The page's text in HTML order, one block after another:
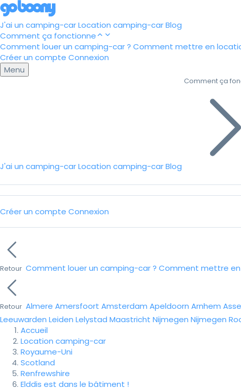
J'ai un camping-carLocation camping-carBlog
Comment ça fonctionne
Comment louer un camping-car ? Comment mettre en
Créer un compte Connexion
Menu
J'ai un camping-carLocation camping-carBlog
Comment ça
Créer un compte Connexion
Retour Comment louer un camping-car ? Comment mettre
Retour Almere Amersfoort Amsterdam Apeldoorn Arnhem
Leeuwarden Leiden Lelystad Maastricht Nijmegen Nijmegen
Accueil
Location camping-car
Royaume-Uni
Scotland
Renfrewshire
Elddis est dans le bâtiment !